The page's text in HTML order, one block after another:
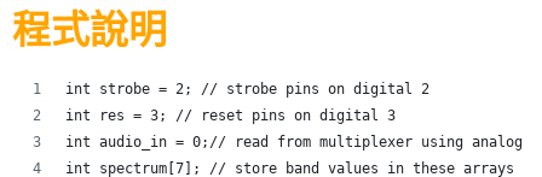
程式說明
int strobe = 2; // strobe pins on digital 2
int res = 3; // reset pins on digital 3
int audio_in = 0;// read from multiplexer using analog
int spectrum[7]; // store band values in these arrays